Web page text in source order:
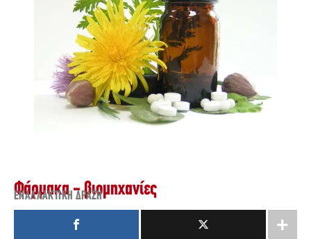
Φάρμακα - βιομηχανίες
ΕΝΑΛΛΑΚΤΙΚΉ ΔΡΆΣΗ